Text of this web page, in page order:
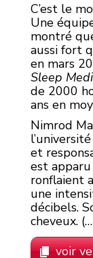
C’est le
Une
montré
aussi fort
en mars
Sleep
de 2000
ans en
Nimrod
et
est
ronflaient
une
décibels.
cheveux.
voir